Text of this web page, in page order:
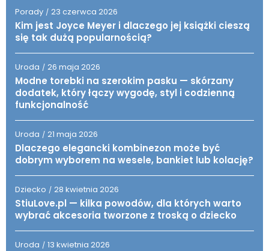
Porady / 23 czerwca 2026
Kim jest Joyce Meyer i dlaczego jej książki cieszą
się tak dużą popularnością?
Uroda / 26 maja 2026
Modne torebki na szerokim pasku — skórzany
dodatek, który łączy wygodę, styl i codzienną
funkcjonalność
Uroda / 21 maja 2026
Dlaczego elegancki kombinezon może być
dobrym wyborem na wesele, bankiet lub kolację?
Dziecko / 28 kwietnia 2026
StiuLove.pl — kilka powodów, dla których warto
wybrać akcesoria tworzone z troską o dziecko
Uroda / 13 kwietnia 2026